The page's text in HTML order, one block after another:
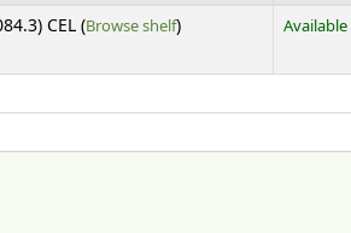
CEL (Browse shelf(Opens below)
) Available